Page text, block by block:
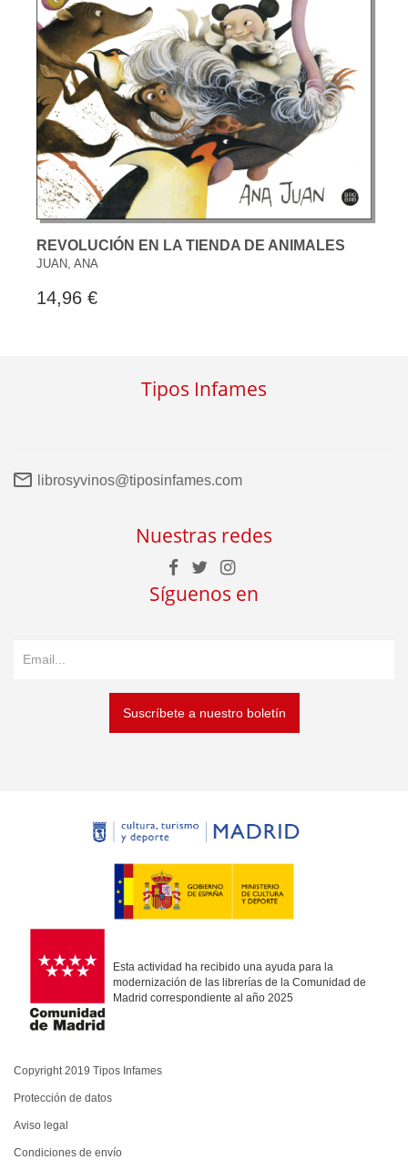
REVOLUCIÓN EN LA TIENDA DE ANIMALES
JUAN, ANA
14,96 €
Tipos Infames
librosyvinos@tiposinfames.com
Nuestras redes
Síguenos en
Suscríbete a nuestro boletín
Esta actividad ha recibido una ayuda para la
modernización de las librerías de la Comunidad de
Madrid correspondiente al año 2025
Copyright 2019 Tipos Infames
Protección de datos
Aviso legal
Condiciones de envío